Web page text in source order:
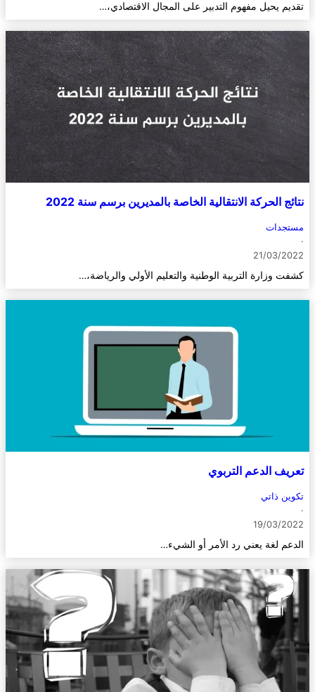
تقديم يحيل مفهوم التدبير على المجال الاقتصادي،…
نتائج الحركة الانتقالية الخاصة بالمديرين برسم سنة 2022
مستجدات
·
21/03/2022
كشفت وزارة التربية الوطنية والتعليم الأولي والرياضة،…
تعريف الدعم التربوي
تكوين ذاتي
·
19/03/2022
الدعم لغة يعني رد الأمر أو الشيء…